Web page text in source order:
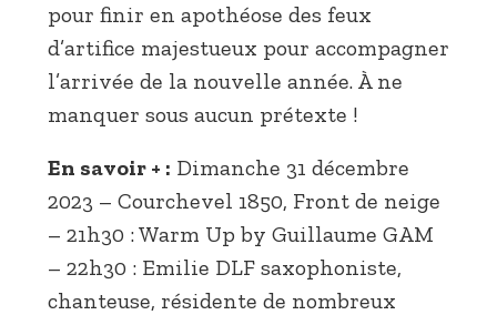
pour finir en apothéose des feux
d’artifice majestueux pour accompagner
l’arrivée de la nouvelle année. À ne
manquer sous aucun prétexte !
En savoir + : Dimanche 31 décembre
2023 – Courchevel 1850, Front de neige
– 21h30 : Warm Up by Guillaume GAM
– 22h30 : Emilie DLF saxophoniste,
chanteuse, résidente de nombreux